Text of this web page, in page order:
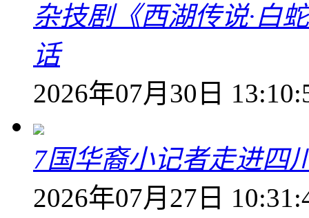
杂技剧《西湖传说·白
话
2026年07月30日
7国华裔小记者走进四
2026年07月27日